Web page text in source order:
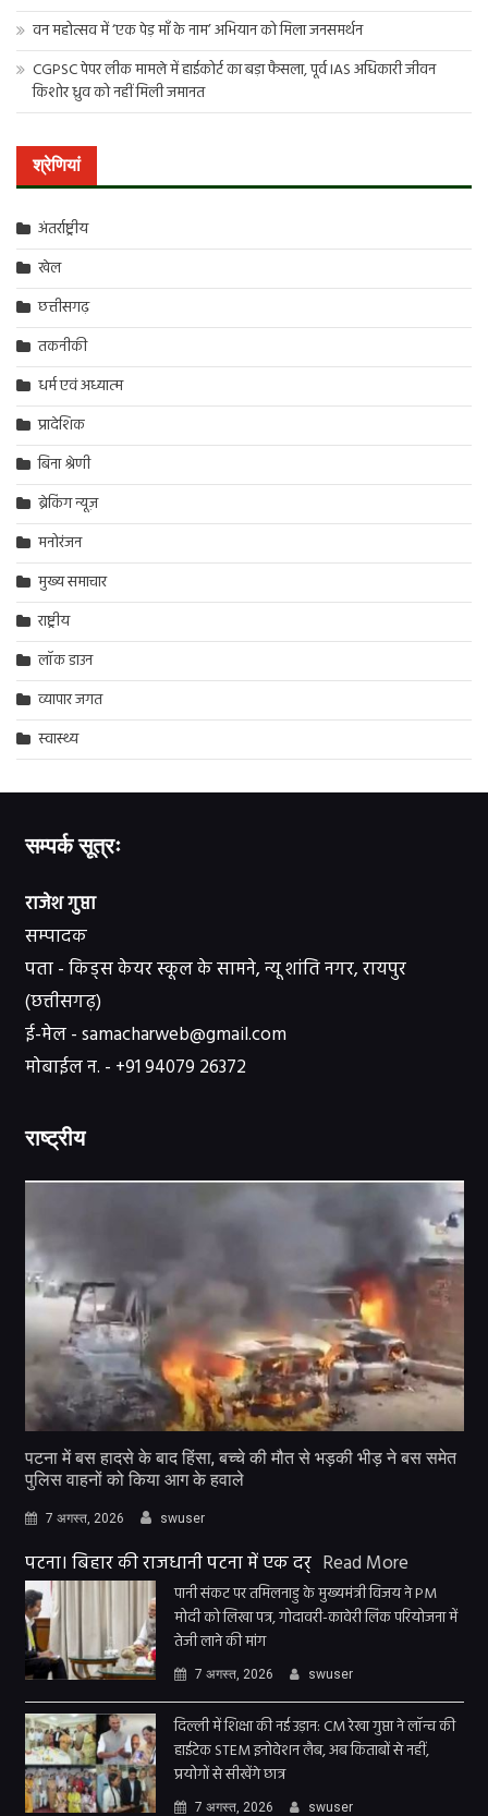
वन महोत्सव में ‘एक पेड़ माँ के नाम’ अभियान को मिला जनसमर्थन
CGPSC पेपर लीक मामले में हाईकोर्ट का बड़ा फैसला, पूर्व IAS अधिकारी जीवन
किशोर ध्रुव को नहीं मिली जमानत
श्रेणियां
अंतर्राष्ट्रीय
खेल
छत्तीसगढ़
तकनीकी
धर्म एवं अध्यात्म
प्रादेशिक
बिना श्रेणी
ब्रेकिंग न्यूज़
मनोरंजन
मुख्य समाचार
राष्ट्रीय
लॉक डाउन
व्यापार जगत
स्वास्थ्य
सम्पर्क सूत्रः
राजेश गुप्ता
सम्पादक
पता - किड्स केयर स्कूल के सामने, न्यू शांति नगर, रायपुर
(छत्तीसगढ़)
ई-मेल - samacharweb@gmail.com
मोबाईल न. - +91 94079 26372
राष्ट्रीय
पटना में बस हादसे के बाद हिंसा, बच्चे की मौत से भड़की भीड़ ने बस समेत
पुलिस वाहनों को किया आग के हवाले
7 अगस्त, 2026 swuser
पटना। बिहार की राजधानी पटना में एक दर् Read More
पानी संकट पर तमिलनाडु के मुख्यमंत्री विजय ने PM
मोदी को लिखा पत्र, गोदावरी-कावेरी लिंक परियोजना में
तेजी लाने की मांग
7 अगस्त, 2026 swuser
दिल्ली में शिक्षा की नई उड़ान: CM रेखा गुप्ता ने लॉन्च की
हाईटेक STEM इनोवेशन लैब, अब किताबों से नहीं,
प्रयोगों से सीखेंगे छात्र
7 अगस्त, 2026 swuser